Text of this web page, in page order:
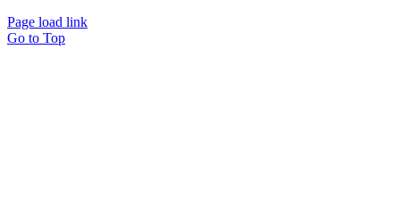
Page load link
Go to Top